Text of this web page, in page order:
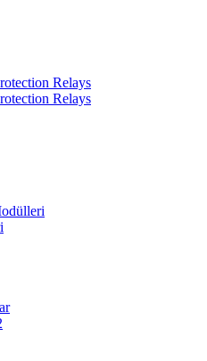
Relays
Relays​